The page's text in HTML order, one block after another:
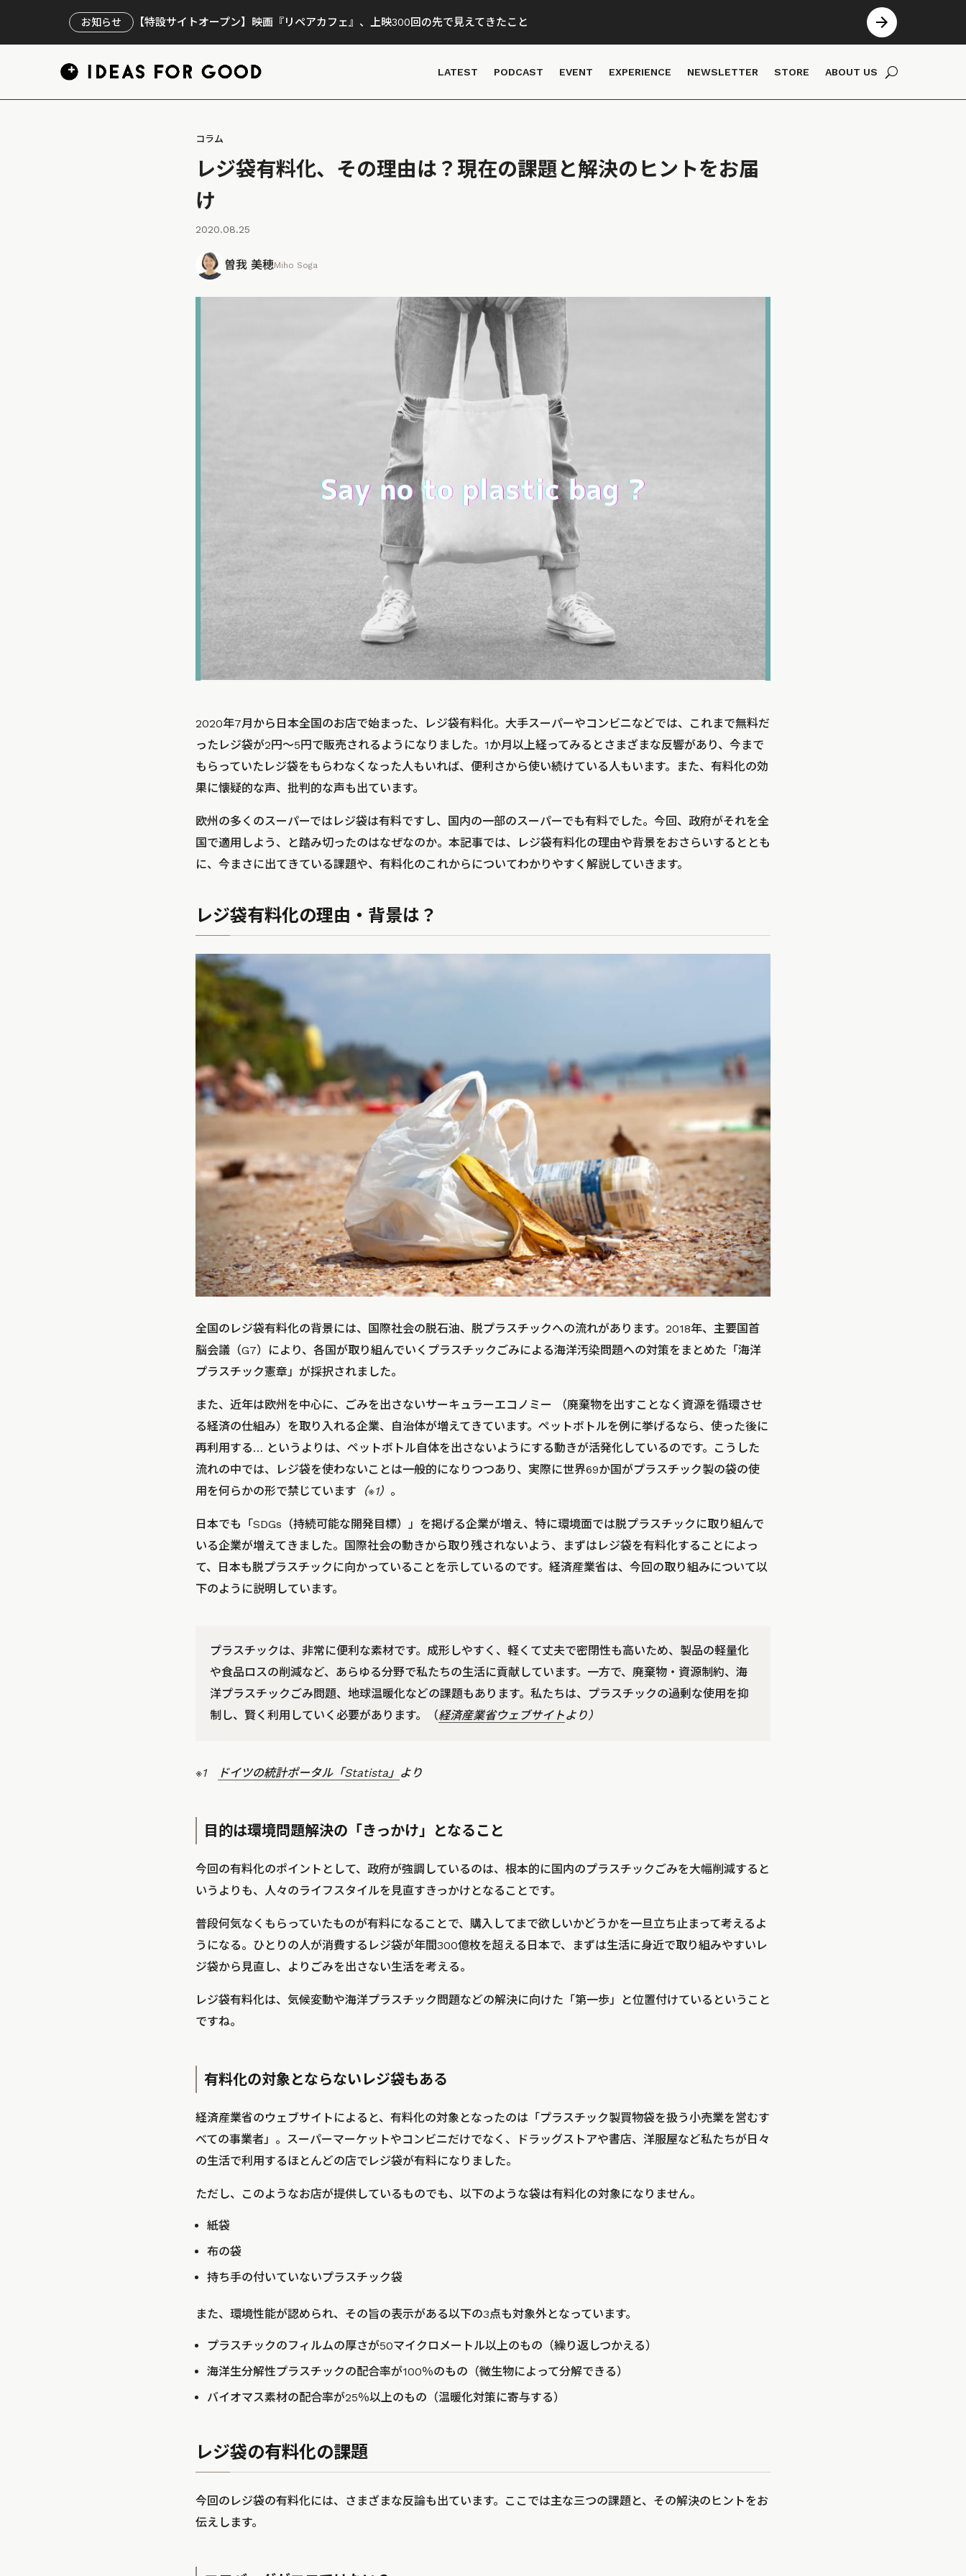
お知らせ 【特設サイトオープン】映画『リペアカフェ』、上映300回の先で見えてきたこと
LATEST PODCAST EVENT EXPERIENCE NEWSLETTER STORE ABOUT US
コラム
レジ袋有料化、その理由は？現在の課題と解決のヒントをお届
け
2020.08.25
曽我 美穂Miho Soga
2020年7月から日本全国のお店で始まった、レジ袋有料化。大手スーパーやコンビニなどでは、これまで無料だ
ったレジ袋が2円～5円で販売されるようになりました。1か月以上経ってみるとさまざまな反響があり、今まで
もらっていたレジ袋をもらわなくなった人もいれば、便利さから使い続けている人もいます。また、有料化の効
果に懐疑的な声、批判的な声も出ています。
欧州の多くのスーパーではレジ袋は有料ですし、国内の一部のスーパーでも有料でした。今回、政府がそれを全
国で適用しよう、と踏み切ったのはなぜなのか。本記事では、レジ袋有料化の理由や背景をおさらいするととも
に、今まさに出てきている課題や、有料化のこれからについてわかりやすく解説していきます。
レジ袋有料化の理由・背景は？
全国のレジ袋有料化の背景には、国際社会の脱石油、脱プラスチックへの流れがあります。2018年、主要国首
脳会議（G7）により、各国が取り組んでいくプラスチックごみによる海洋汚染問題への対策をまとめた「海洋
プラスチック憲章」が採択されました。
また、近年は欧州を中心に、ごみを出さないサーキュラーエコノミー （廃棄物を出すことなく資源を循環させ
る経済の仕組み）を取り入れる企業、自治体が増えてきています。ペットボトルを例に挙げるなら、使った後に
再利用する… というよりは、ペットボトル自体を出さないようにする動きが活発化しているのです。こうした
流れの中では、レジ袋を使わないことは一般的になりつつあり、実際に世界69か国がプラスチック製の袋の使
用を何らかの形で禁じています （※1） 。
日本でも「SDGs（持続可能な開発目標）」を掲げる企業が増え、特に環境面では脱プラスチックに取り組んで
いる企業が増えてきました。国際社会の動きから取り残されないよう、まずはレジ袋を有料化することによっ
て、日本も脱プラスチックに向かっていることを示しているのです。経済産業省は、今回の取り組みについて以
下のように説明しています。
プラスチックは、非常に便利な素材です。成形しやすく、軽くて丈夫で密閉性も高いため、製品の軽量化
や食品ロスの削減など、あらゆる分野で私たちの生活に貢献しています。一方で、廃棄物・資源制約、海
洋プラスチックごみ問題、地球温暖化などの課題もあります。私たちは、プラスチックの過剰な使用を抑
制し、賢く利用していく必要があります。（経済産業省ウェブサイトより）
※1 ドイツの統計ポータル「Statista」 より
目的は環境問題解決の「きっかけ」となること
今回の有料化のポイントとして、政府が強調しているのは、根本的に国内のプラスチックごみを大幅削減すると
いうよりも、人々のライフスタイルを見直すきっかけとなることです。
普段何気なくもらっていたものが有料になることで、購入してまで欲しいかどうかを一旦立ち止まって考えるよ
うになる。ひとりの人が消費するレジ袋が年間300億枚を超える日本で、まずは生活に身近で取り組みやすいレ
ジ袋から見直し、よりごみを出さない生活を考える。
レジ袋有料化は、気候変動や海洋プラスチック問題などの解決に向けた「第一歩」と位置付けているということ
ですね。
有料化の対象とならないレジ袋もある
経済産業省のウェブサイトによると、有料化の対象となったのは「プラスチック製買物袋を扱う小売業を営むす
べての事業者」。スーパーマーケットやコンビニだけでなく、ドラッグストアや書店、洋服屋など私たちが日々
の生活で利用するほとんどの店でレジ袋が有料になりました。
ただし、このようなお店が提供しているものでも、以下のような袋は有料化の対象になりません。
紙袋
布の袋
持ち手の付いていないプラスチック袋
また、環境性能が認められ、その旨の表示がある以下の3点も対象外となっています。
プラスチックのフィルムの厚さが50マイクロメートル以上のもの（繰り返しつかえる）
海洋生分解性プラスチックの配合率が100％のもの（微生物によって分解できる）
バイオマス素材の配合率が25％以上のもの（温暖化対策に寄与する）
レジ袋の有料化の課題
今回のレジ袋の有料化には、さまざまな反論も出ています。ここでは主な三つの課題と、その解決のヒントをお
伝えします。